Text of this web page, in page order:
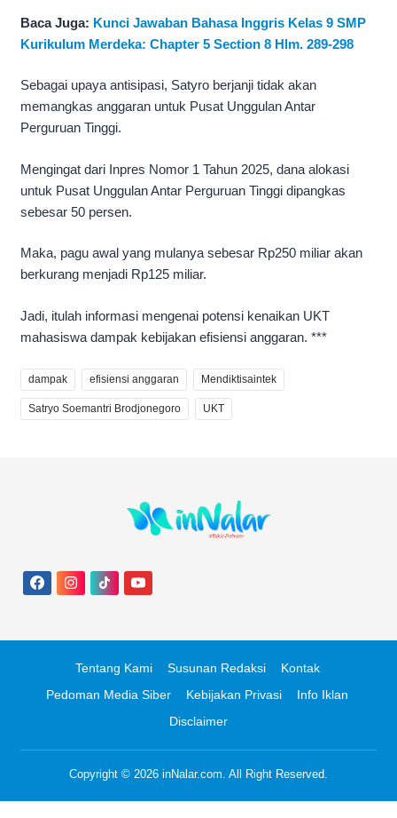
Baca Juga: Kunci Jawaban Bahasa Inggris Kelas 9 SMP
Kurikulum Merdeka: Chapter 5 Section 8 Hlm. 289-298
Sebagai upaya antisipasi, Satyro berjanji tidak akan
memangkas anggaran untuk Pusat Unggulan Antar
Perguruan Tinggi.
Mengingat dari Inpres Nomor 1 Tahun 2025, dana alokasi
untuk Pusat Unggulan Antar Perguruan Tinggi dipangkas
sebesar 50 persen.
Maka, pagu awal yang mulanya sebesar Rp250 miliar akan
berkurang menjadi Rp125 miliar.
Jadi, itulah informasi mengenai potensi kenaikan UKT
mahasiswa dampak kebijakan efisiensi anggaran. ***
dampak efisiensi anggaran Mendiktisaintek
Satryo Soemantri Brodjonegoro UKT
Tentang Kami Susunan Redaksi
Kontak
Pedoman Media Siber
Kebijakan Privasi
Info Iklan
Disclaimer
Copyright © 2026 inNalar.com. All Right Reserved.